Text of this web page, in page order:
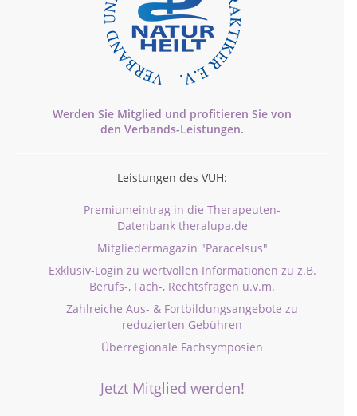
Werden Sie Mitglied und profitieren Sie von
den Verbands-Leistungen.
Leistungen des VUH:
Premiumeintrag in die Therapeuten-
Datenbank theralupa.de
Mitgliedermagazin "Paracelsus"
Exklusiv-Login zu wertvollen Informationen zu z.B.
Berufs-, Fach-, Rechtsfragen u.v.m.
Zahlreiche Aus- & Fortbildungsangebote zu
reduzierten Gebühren
Überregionale Fachsymposien
Jetzt Mitglied werden!